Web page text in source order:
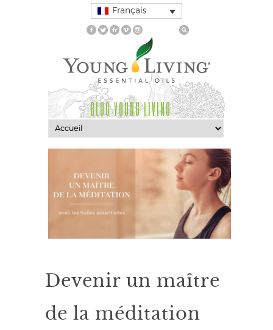
Français
BLOG YOUNG LIVING
Devenir un maître
de la méditation